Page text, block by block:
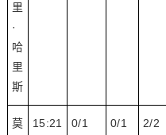
里
·
哈
里
斯
莫
15:21 0/1 0/1 2/2